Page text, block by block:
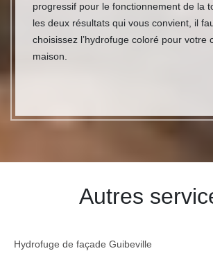
progressif pour le fonctionnement de la
les deux résultats qui vous convient, il
choisissez l’hydrofuge coloré pour votre
maison.
Autres
Hydrofuge de façade Guibeville